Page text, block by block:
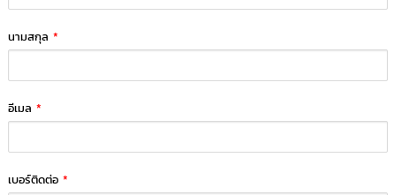
นามสกุล*
อีเมล*
เบอร์ติดต่อ*